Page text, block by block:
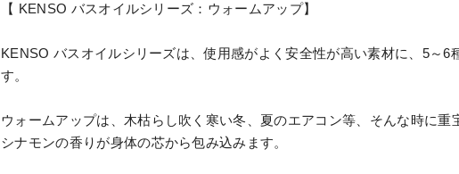
【 KENSO バスオイルシリーズ：ウォームアップ】
KENSO バスオイルシリーズは、使用感がよく安全性が高い素材に、5～
す。
ウォームアップは、木枯らし吹く寒い冬、夏のエアコン等、そんな時に重
シナモンの香りが身体の芯から包み込みます。